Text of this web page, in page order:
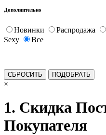
Дополнительно
Новинки Распродажа
Sexy
Все
×
1. Скидка
Покупателя